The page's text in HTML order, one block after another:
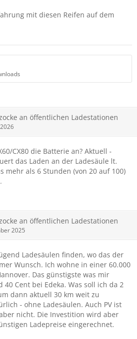
mit diesen Reifen auf dem
an öffentlichen Ladestationen
CX80 die Batterie an? Aktuell -
das Laden an der Ladesäule lt.
mehr als 6 Stunden (von 20 auf 100)
an öffentlichen Ladestationen
2025
Ladesäulen finden, wo das der
Wunsch. Ich wohne in einer 60.000
Das günstigste was mir
Cent bei Edeka. Was soll ich da 2
dann aktuell 30 km weit zu
- ohne Ladesäulen. Auch PV ist
nicht. Die Investition wird aber
Ladepreise eingerechnet.